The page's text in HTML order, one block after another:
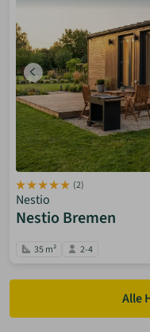
(2)
Nestio
Nestio Bremen
35 m² 2-4
Alle